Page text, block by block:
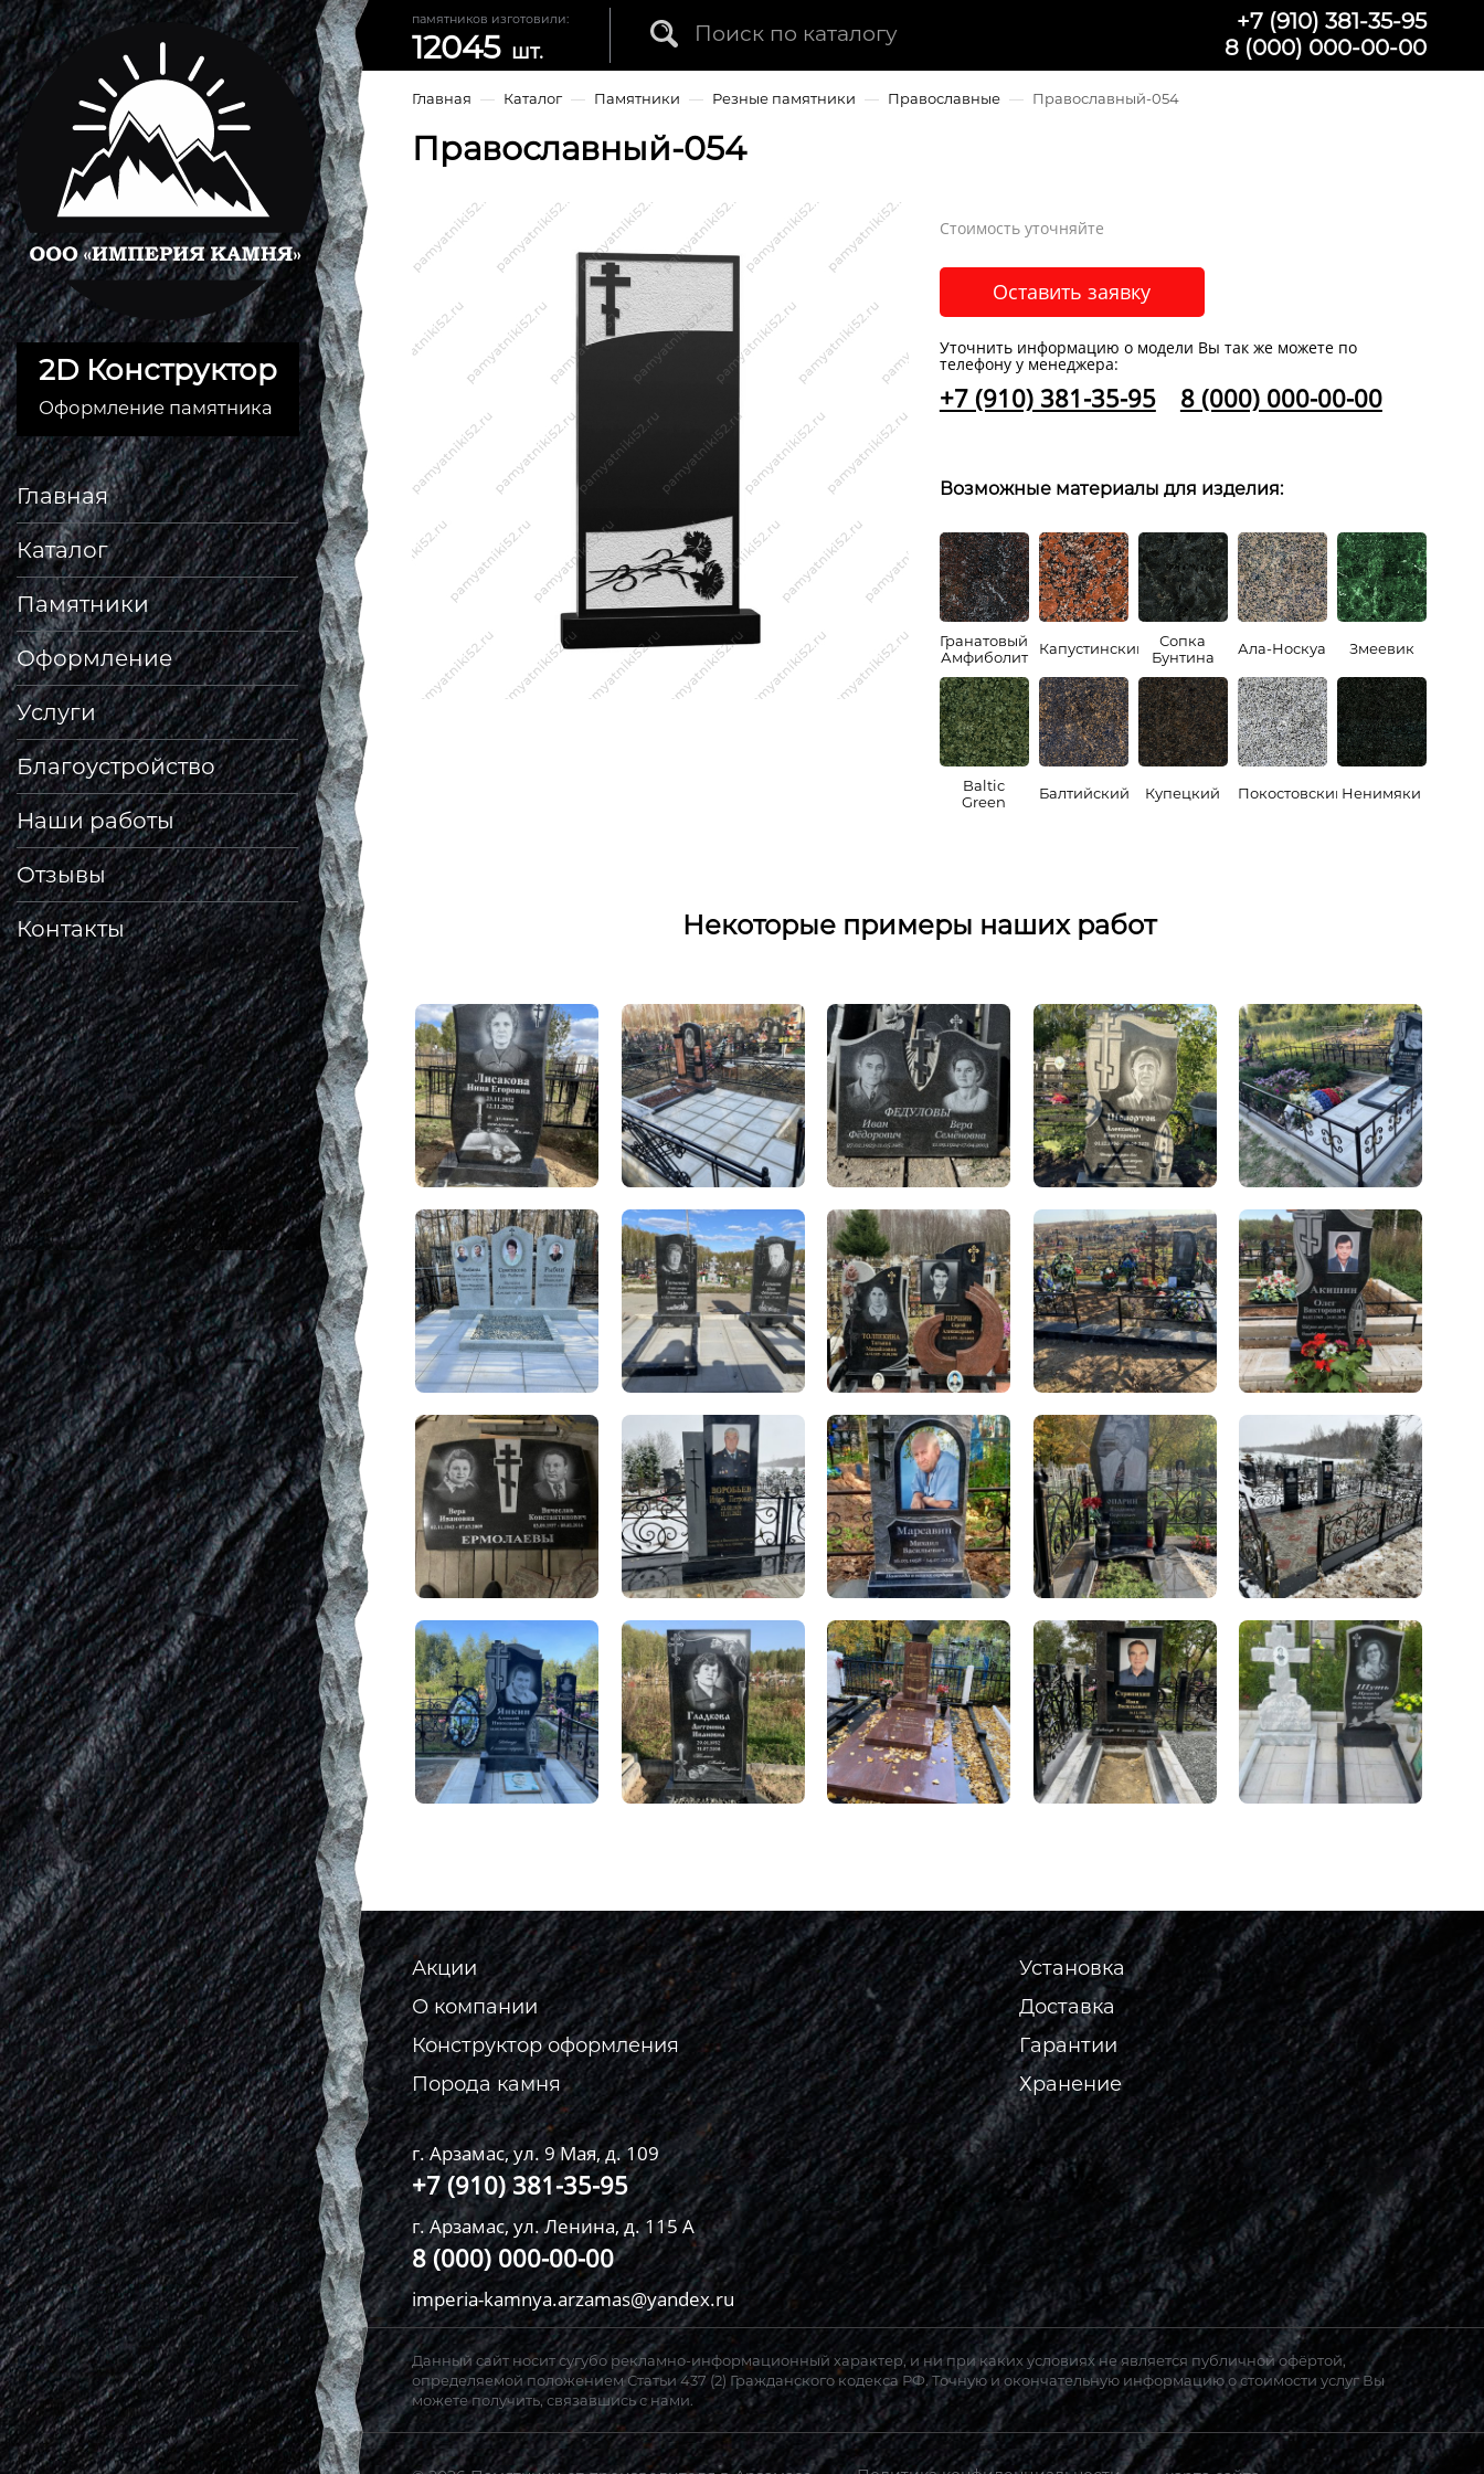
2D Конструктор
Оформление памятника
Главная
Каталог
Памятники
Оформление
Услуги
Благоустройство
Наши работы
Отзывы
Контакты
памятников изготовили:
12045 шт.
+7 (910) 381-35-95
8 (000) 000-00-00
Главная — Каталог — Памятники — Резные памятники — Православные — Православный-054
Православный-054
Стоимость уточняйте
Оставить заявку
Уточнить информацию о модели Вы так же можете по
телефону у менеджера:
+7 (910) 381-35-95 8 (000) 000-00-00
Возможные материалы для изделия:
Гранатовый
Амфиболит
Капустинский
Сопка
Бунтина
Ала-Носкуа Змеевик
Baltic
Green
Балтийский Купецкий ПокостовскийНенимяки
Некоторые примеры наших работ
Акции
О компании
Конструктор оформления
Порода камня
Установка
Доставка
Гарантии
Хранение
г. Арзамас, ул. 9 Мая, д. 109
+7 (910) 381-35-95
г. Арзамас, ул. Ленина, д. 115 А
8 (000) 000-00-00
imperia-kamnya.arzamas@yandex.ru
Данный сайт носит сугубо рекламно-информационный характер, и ни при каких условиях не является публичной офёртой,
определяемой положением Статьи 437 (2) Гражданского кодекса РФ. Точную и окончательную информацию о стоимости услуг Вы
можете получить, связавшись с нами.